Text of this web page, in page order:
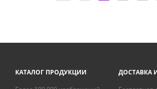
КАТАЛОГ ПРОДУКЦИИ
ДОСТАВКА